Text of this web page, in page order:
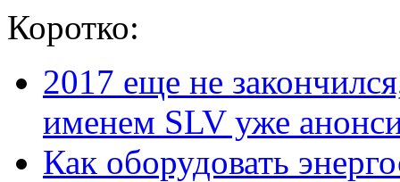
Коротко:
2017 еще не
именем SLV уже
Как оборудовать